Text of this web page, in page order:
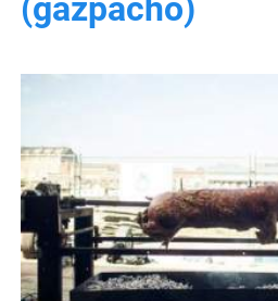
(gazpacho)